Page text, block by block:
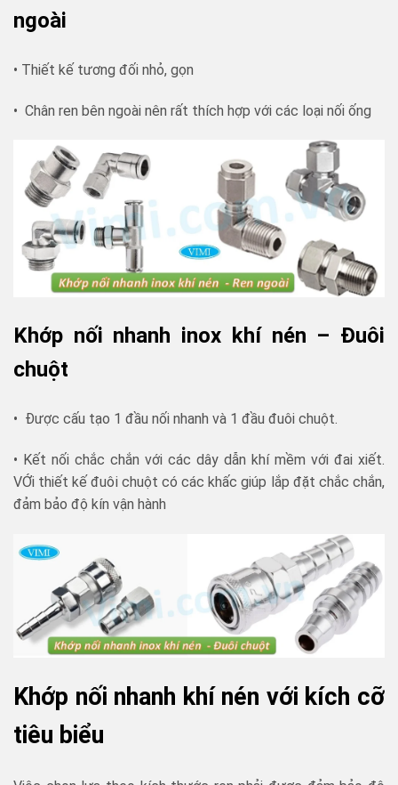
ngoài
• Thiết kế tương đối nhỏ, gọn
• Chân ren bên ngoài nên rất thích hợp với các loại nối ống
Khớp nối nhanh inox khí nén – Đuôi
chuột
• Được cấu tạo 1 đầu nối nhanh và 1 đầu đuôi chuột.
• Kết nối chắc chắn với các dây dẫn khí mềm với đai xiết.
VỚi thiết kế đuôi chuột có các khấc giúp lắp đặt chắc chắn,
đảm bảo độ kín vận hành
Khớp nối nhanh khí nén với kích cỡ
tiêu biểu